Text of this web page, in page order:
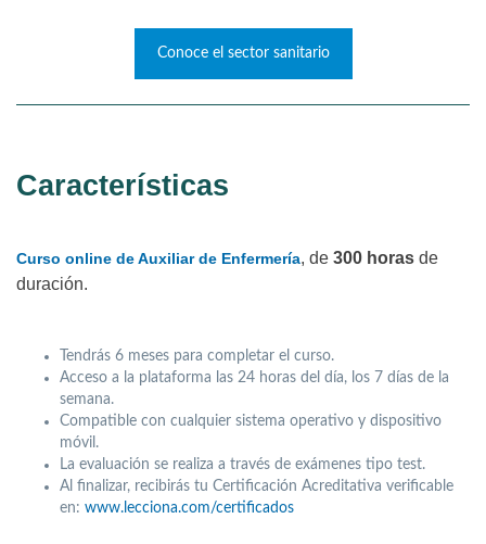
Conoce el sector sanitario
Características
Curso online de Auxiliar de Enfermería, de 300 horas de
duración.
Tendrás 6 meses para completar el curso.
Acceso a la plataforma las 24 horas del día, los 7 días de la
semana.
Compatible con cualquier sistema operativo y dispositivo
móvil.
La evaluación se realiza a través de exámenes tipo test.
Al finalizar, recibirás tu Certificación Acreditativa verificable
en: www.lecciona.com/certificados